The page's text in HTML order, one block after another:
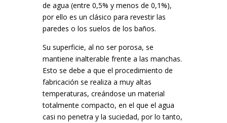
de agua (entre 0,5% y menos de 0,1%),
por ello es un clásico para revestir las
paredes o los suelos de los baños.
Su superficie, al no ser porosa, se
mantiene inalterable frente a las manchas.
Esto se debe a que el procedimiento de
fabricación se realiza a muy altas
temperaturas, creándose un material
totalmente compacto, en el que el agua
casi no penetra y la suciedad, por lo tanto,